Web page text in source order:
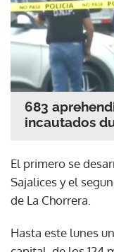
683
incautados
El primero se
Sajalices y el
de La Chorrera.
Hasta este lunes